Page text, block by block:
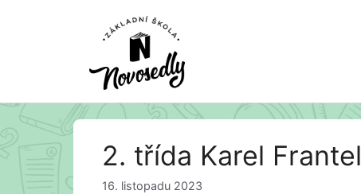
2. třída Karel
16. listopadu 2023